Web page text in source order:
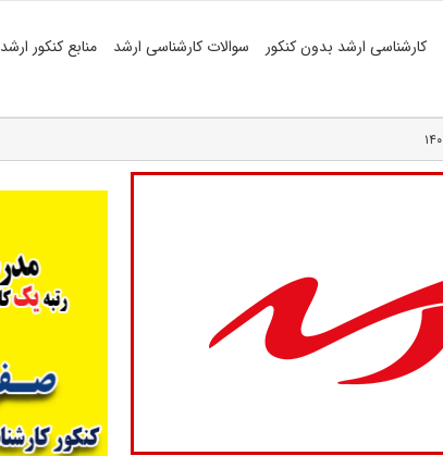
کارشناسی ارشد بدون کنکور سوالات کارشناسی ارشد منابع کنکور ارشد